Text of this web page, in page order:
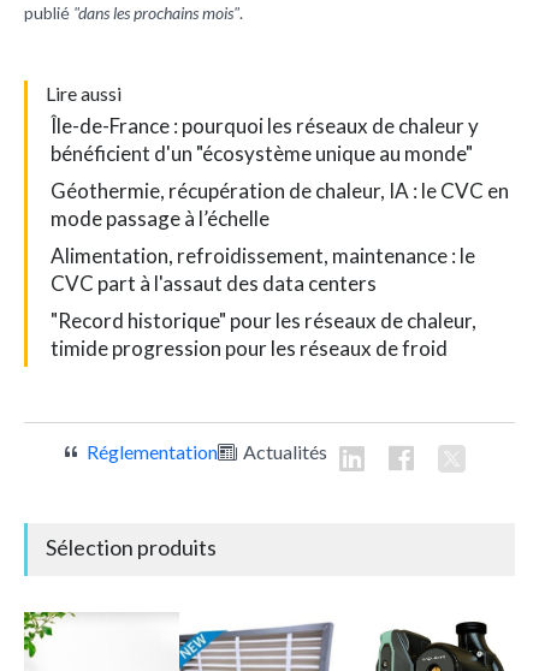
publié "dans les prochains mois".
L ire aussi
Île-de-France : pourquoi les réseaux de chaleur y
bénéficient d'un "écosystème unique au monde"
Géothermie, récupération de chaleur, IA : le CVC en
mode passage à l’échelle
Alimentation, refroidissement, maintenance : le
CVC part à l'assaut des data centers
"Record historique" pour les réseaux de chaleur,
timide progression pour les réseaux de froid
Réglementation Actualités
Sélection produits